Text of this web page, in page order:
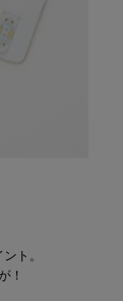
ト。
！